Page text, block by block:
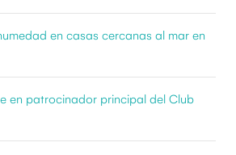
en casas cercanas al mar en
en patrocinador principal del Club